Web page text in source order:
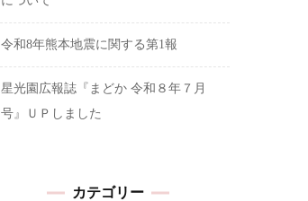
令和8年熊本地震に関する第1報
星光園広報誌『まどか 令和８年７月
号』ＵＰしました
カテゴリー